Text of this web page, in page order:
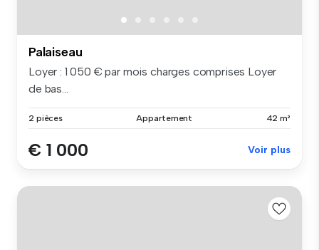
Palaiseau
Loyer : 1 050 € par mois charges comprises Loyer
de bas...
2 pièces Appartement 42 m²
€ 1 000 Voir plus